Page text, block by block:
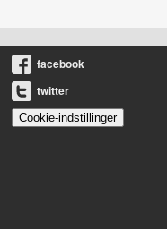
facebook
twitter
Cookie-indstillinger